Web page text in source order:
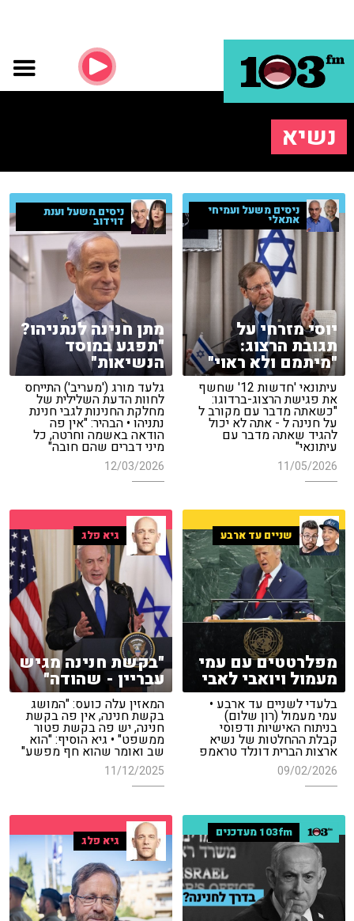
נשיא
ניסים משעל ועמיחי
אתאלי
יוסי מזרחי על
תגובת הרצוג:
"מיתמם ולא ראוי"
עיתונאי 'חדשות 12' שחשף
את פגישת הרצוג-ברדוגו:
"כשאתה מדבר עם מקורב ל
על חנינה ל - אתה לא יכול
להגיד שאתה מדבר עם
עיתונאי"
11/05/2026
ניסים משעל וענת
דוידוב
מתן חנינה לנתניהו?
"תפגע במוסד
הנשיאות"
גלעד מורג ('מעריב') התייחס
לחוות הדעת השלילית של
מחלקת החנינות לגבי חנינת
נתניהו • הבהיר: "אין פה
הודאה באשמה וחרטה, כל
מיני דברים שהם חובה"
12/03/2026
שניים עד ארבע
מפלרטטים עם עמי
מעמול ויואבי לאבי
בלעדי לשניים עד ארבע •
עמי מעמול (רון שלום)
בניתוח האישיות ודפוסי
קבלת ההחלטות של נשיא
ארצות הברית דונלד טראמפ
09/02/2026
גיא פלג
"בקשת חנינה מגיש
עבריין - שהודה"
המאזין עלה כועס: "המושג
בקשת חנינה, אין פה בקשת
חנינה, יש פה בקשת פטור
ממשפט" • גיא הוסיף: "הוא
שב ואומר שהוא חף מפשע"
11/12/2025
103fm מעדכנים
גיא פלג